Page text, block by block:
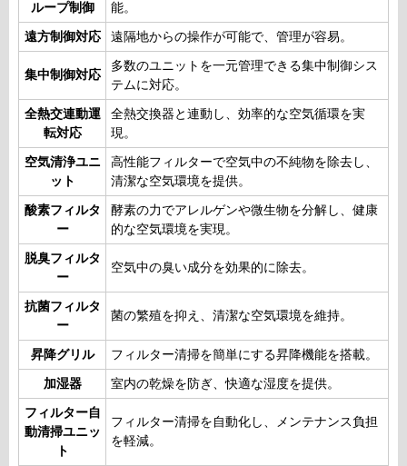
ループ制御 能。
遠方制御対応 遠隔地からの操作が可能で、管理が容易。
集中制御対応
多数のユニットを一元管理できる集中制御シス
テムに対応。
全熱交連動運
転対応
全熱交換器と連動し、効率的な空気循環を実
現。
空気清浄ユニ
ット
高性能フィルターで空気中の不純物を除去し、
清潔な空気環境を提供。
酸素フィルタ
ー
酵素の力でアレルゲンや微生物を分解し、健康
的な空気環境を実現。
脱臭フィルタ
ー
空気中の臭い成分を効果的に除去。
抗菌フィルタ
ー
菌の繁殖を抑え、清潔な空気環境を維持。
昇降グリル フィルター清掃を簡単にする昇降機能を搭載。
加湿器 室内の乾燥を防ぎ、快適な湿度を提供。
フィルター自
動清掃ユニッ
ト
フィルター清掃を自動化し、メンテナンス負担
を軽減。